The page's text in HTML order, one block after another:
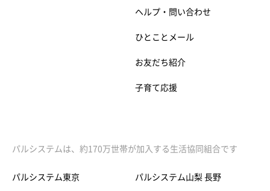
ヘルプ・問い合わせ
ひとことメール
お友だち紹介
子育て応援
パルシステムは、約170万世帯が加入する生活協同組合です
パルシステム東京 パルシステム山梨 長野